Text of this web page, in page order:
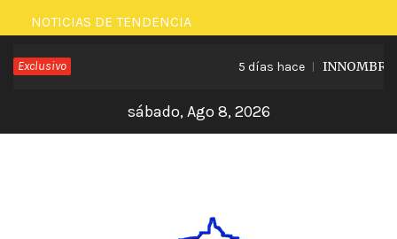
Saltar
al
contenido
NOTICIAS DE TENDENCIA
Exclusivo 5 días hace
sábado, Ago 8, 2026